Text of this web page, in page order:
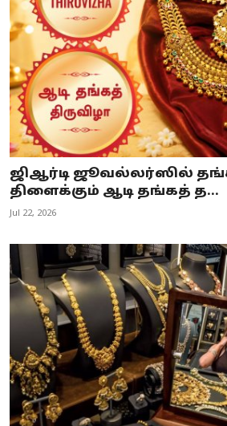
ஜிஆர்டி ஜூவல்லர்ஸில்
திளைக்கும் ஆடி தங்கத் த...
Jul 22, 2026